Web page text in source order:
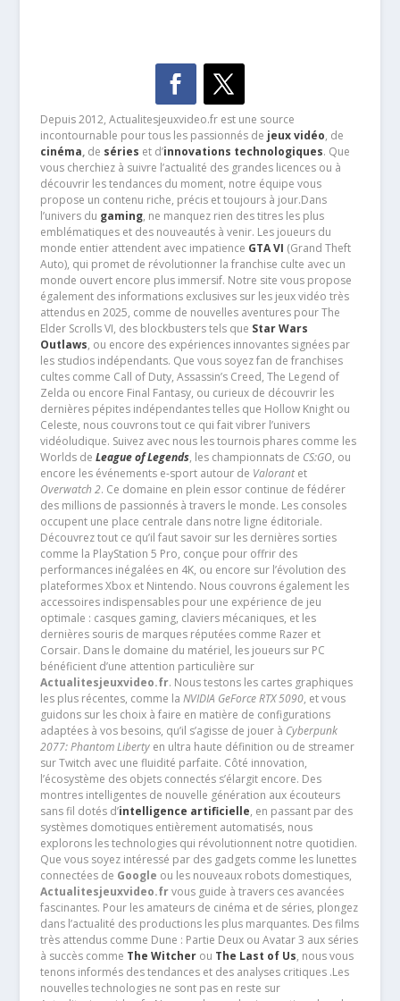
Depuis 2012, Actualitesjeuxvideo.fr est une source
incontournable pour tous les passionnés de jeux vidéo, de
cinéma,de séries et d’innovations technologiques. Que
vous cherchiez à suivre l’actualité des grandes licences ou à
découvrir les tendances du moment, notre équipe vous
propose un contenu riche, précis et toujours à jour.Dans
l’univers du gaming, ne manquez rien des titres les plus
emblématiques et des nouveautés à venir. Les joueurs du
monde entier attendent avec impatience GTA VI (Grand Theft
Auto), qui promet de révolutionner la franchise culte avec un
monde ouvert encore plus immersif. Notre site vous propose
également des informations exclusives sur les jeux vidéo très
attendus en 2025, comme de nouvelles aventures pour The
Elder Scrolls VI, des blockbusters tels que Star Wars
Outlaws, ou encore des expériences innovantes signées par
les studios indépendants. Que vous soyez fan de franchises
cultes comme Call of Duty, Assassin’s Creed, The Legend of
Zelda ou encore Final Fantasy, ou curieux de découvrir les
dernières pépites indépendantes telles que Hollow Knight ou
Celeste, nous couvrons tout ce qui fait vibrer l’univers
vidéoludique. Suivez avec nous les tournois phares comme les
Worlds de League of Legends, les championnats de CS:GO, ou
encore les événements e-sport autour de Valorantet
Overwatch 2. Ce domaine en plein essor continue de fédérer
des millions de passionnés à travers le monde. Les consoles
occupent une place centrale dans notre ligne éditoriale.
Découvrez tout ce qu’il faut savoir sur les dernières sorties
comme la PlayStation 5 Pro, conçue pour offrir des
performances inégalées en 4K, ou encore sur l’évolution des
plateformes Xbox et Nintendo. Nous couvrons également les
accessoires indispensables pour une expérience de jeu
optimale : casques gaming, claviers mécaniques, et les
dernières souris de marques réputées comme Razer et
Corsair. Dans le domaine du matériel, les joueurs sur PC
bénéficient d’une attention particulière sur
Actualitesjeuxvideo.fr. Nous testons les cartes graphiques
les plus récentes, comme la NVIDIA GeForce RTX 5090, et vous
guidons sur les choix à faire en matière de configurations
adaptées à vos besoins, qu’il s’agisse de jouer à Cyberpunk
2077: Phantom Libertyen ultra haute définition ou de streamer
sur Twitch avec une fluidité parfaite. Côté innovation,
l’écosystème des objets connectés s’élargit encore. Des
montres intelligentes de nouvelle génération aux écouteurs
sans fil dotés d’intelligence artificielle, en passant par des
systèmes domotiques entièrement automatisés, nous
explorons les technologies qui révolutionnent notre quotidien.
Que vous soyez intéressé par des gadgets comme les lunettes
connectées de Google ou les nouveaux robots domestiques,
Actualitesjeuxvideo.frvous guide à travers ces avancées
fascinantes. Pour les amateurs de cinéma et de séries, plongez
dans l’actualité des productions les plus marquantes. Des films
très attendus comme Dune : Partie Deux ou Avatar 3 aux séries
à succès comme The Witcherou The Last of Us, nous vous
tenons informés des tendances et des analyses critiques .Les
nouvelles technologies ne sont pas en reste sur